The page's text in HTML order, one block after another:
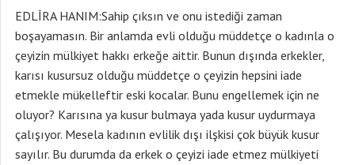
EDLİRA HANIM:Sahip çıksın ve onu istediği zaman
boşayamasın. Bir anlamda evli olduğu müddetçe o kadınla o
çeyizin mülkiyet hakkı erkeğe aittir. Bunun dışında erkekler,
karısı kusursuz olduğu müddetçe o çeyizin hepsini iade
etmekle mükelleftir eski kocalar. Bunu engellemek için ne
oluyor? Karısına ya kusur bulmaya yada kusur uydurmaya
çalışıyor. Mesela kadının evlilik dışı ilşkisi çok büyük kusur
sayılır. Bu durumda da erkek o çeyizi iade etmez mülkiyeti